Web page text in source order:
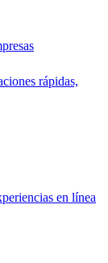
rápidas,
en línea